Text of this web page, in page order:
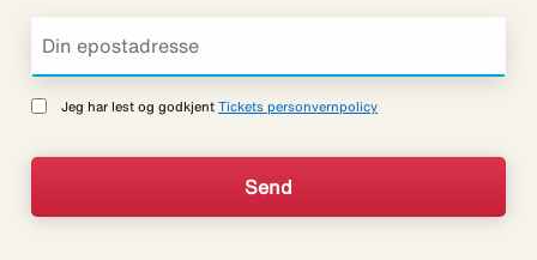
Jeg har lest og godkjent Tickets personvernpolicy